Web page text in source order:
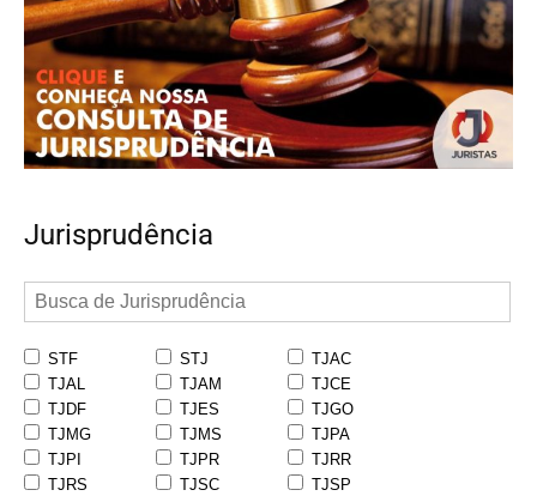
Jurisprudência
STF STJ
TJAC
TJAL
TJAM
TJCE
TJDF
TJES
TJGO
TJMG
TJMS
TJPA
TJPI
TJPR
TJRR
TJRS
TJSC
TJSP